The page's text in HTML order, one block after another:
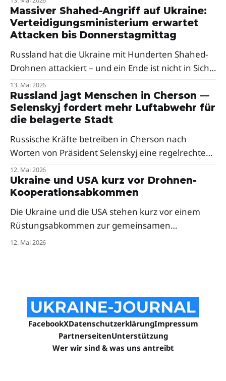
Oblast Transkarpatien. Premierminister Péter
Magyar sprach von einer klaren Verurteilung,
Selenskyj dankte Budapest.
Massiver Shahed-Angriff auf Ukraine:
Verteidigungsministerium erwartet
Attacken bis Donnerstagmittag
Russland hat die Ukraine mit Hunderten Shahed-
Drohnen attackiert – und ein Ende ist nicht in Sicht.
Ein Berater des Verteidigungsministeriums warnt
vor weiteren Raketenangriffen in der Nacht.
Besonders hart traf es den Westen des Landes.
13. Mai 2026
Russland jagt Menschen in Cherson —
Selenskyj fordert mehr Luftabwehr für
die belagerte Stadt
Russische Kräfte betreiben in Cherson nach
Worten von Präsident Selenskyj eine regelrechte
Menschenjagd mit Drohnen. Der Präsident fordert
dringend mehr Abfangsysteme und Mittel zur
elektronischen Kriegsführung für die frontnahe
Stadt.
12. Mai 2026
Ukraine und USA kurz vor Drohnen-
Kooperationsabkommen
Die Ukraine und die USA stehen kurz vor einem
Rüstungsabkommen zur gemeinsamen
Drohnenproduktion. Das Pentagon hat
12. Mai 2026
FacebookXDatenschutzerklärungImpressum
PartnerseitenUnterstützung
Wer wir sind & was uns antreibt